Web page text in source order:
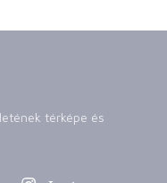
térképe és